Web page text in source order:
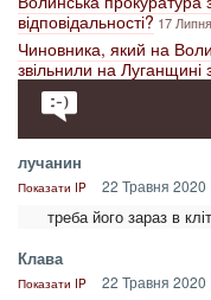
відповідальності? 17
Чиновника, який на
звільнили на Луганщині
лучанин
Показати IP 22 Травня 2020
треба його зараз в
Клава
Показати IP 22 Травня 2020